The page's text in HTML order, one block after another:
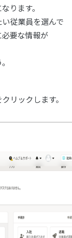
ります。
従業員を選んで
要な情報が
リックします。